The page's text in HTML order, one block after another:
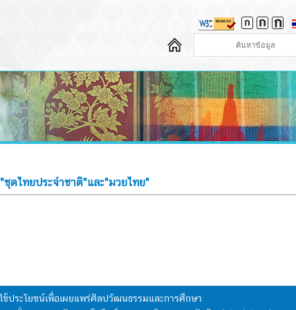
ดไทยประจำชาติ"และ"มวยไทย"
ประโยชน์เพื่อเผยแพร่ศิลปวัฒนธรรมและการศึกษา